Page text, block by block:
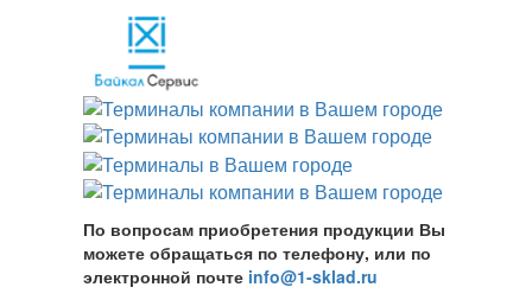
По вопросам приобретения продукции Вы
можете обращаться по телефону, или по
электронной почте info@1-sklad.ru